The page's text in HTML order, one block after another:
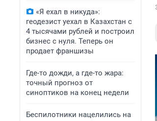
«Я ехал в никуда»:
геодезист уехал в Казахстан с
4 тысячами рублей и построил
бизнес с нуля. Теперь он
продает франшизы
Где-то дожди, а где-то жара:
точный прогноз от
синоптиков на конец недели
Беспилотники нацелились на